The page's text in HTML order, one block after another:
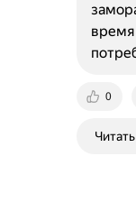
0
время